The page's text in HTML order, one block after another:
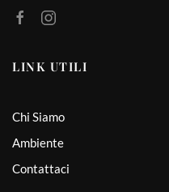
LINK UTILI
Chi Siamo
Ambiente
Contattaci